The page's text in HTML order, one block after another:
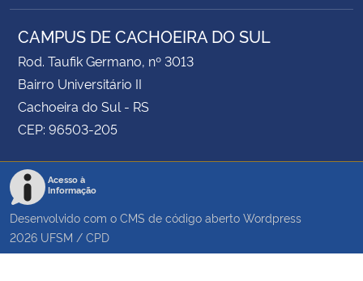
CAMPUS DE CACHOEIRA DO SUL
Rod. Taufik Germano, nº 3013
Bairro Universitário II
Cachoeira do Sul - RS
CEP: 96503-205
Acesso à
Informação
Desenvolvido com o CMS de código aberto Wordpress
2026 UFSM / CPD